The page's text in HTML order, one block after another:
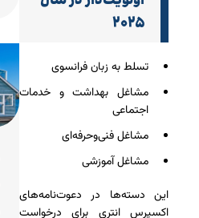
۲۰۲۵
تسلط به زبان فرانسوی
مشاغل بهداشت و خدمات
اجتماعی
مشاغل فنی‌وحرفه‌ای
مشاغل آموزشی
این دسته‌ها در دعوت‌نامه‌های
اکسپرس انتری برای درخواست